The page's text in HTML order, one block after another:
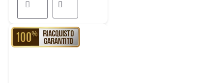
RIACQUISTO GARANTITO